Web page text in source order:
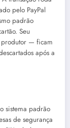
pelo PayPal
padrão
Seu
produtor — ficam
após a
sistema padrão
de segurança